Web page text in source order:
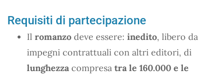
Requisiti di partecipazione
Il romanzo deve essere: inedito, libero da
impegni contrattuali con altri editori, di
lunghezza compresa tra le 160.000 e le